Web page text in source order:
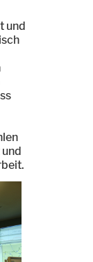
und